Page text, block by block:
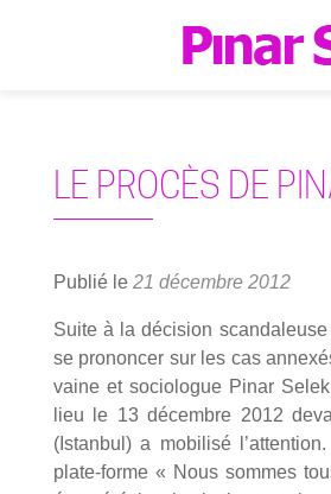
LE PROCÈS DE
Publié le 21 décembre 2012
Suite à la déci­sion
se pro­non­cer sur les cas
vaine et socio­logue Pinar
lieu le 13 décembre 2012
(Istan­bul) a mobi­li­sé
plate-forme « Nous sommes